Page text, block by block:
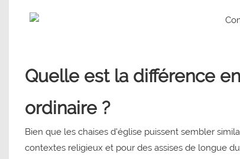
Quelle est la différence
ordinaire ?
Bien que les chaises d'église puissent sembler
contextes religieux et pour des assises de longue